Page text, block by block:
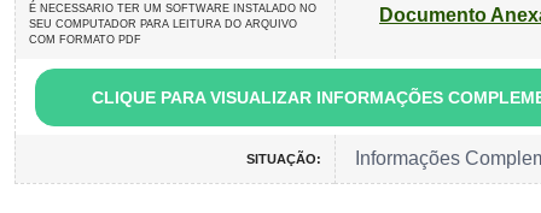
É NECESSARIO TER UM SOFTWARE INSTALADO NO
SEU COMPUTADOR PARA LEITURA DO ARQUIVO
COM FORMATO PDF
Documento
CLIQUE PARA VISUALIZAR INFORMAÇÕES
SITUAÇÃO: Informações